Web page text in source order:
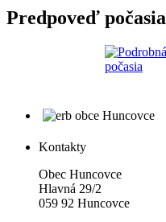
Predpoveď počasia
Kontakty
Obec Huncovce
Hlavná 29/2
059 92 Huncovce